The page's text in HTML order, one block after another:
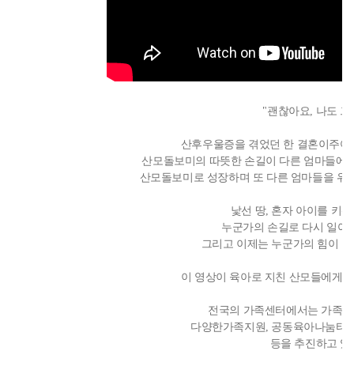
"괜찮아요, 나도
산후우울증을 겪었던 한 결혼이주
산모돌보미의 따뜻한 손길이 다른 엄마들
산모돌보미로 성장하며 또 다른 엄마들을 위
낯선 땅, 혼자 아이를 키
누군가의 손길로 다시 일
그리고 이제는 누군가의 힘이
이 영상이 육아로 지친 산모들에게
전국의 가족센터에서는 가족
다양한가족지원, 공동육아나눔터
등을 추진하고 있